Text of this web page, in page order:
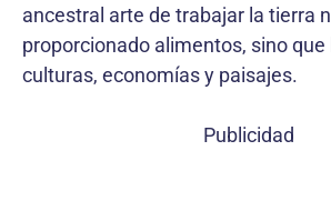
ancestral arte de trabajar la tierra
proporcionado alimentos, sino
culturas, economías y paisajes.
Publicidad